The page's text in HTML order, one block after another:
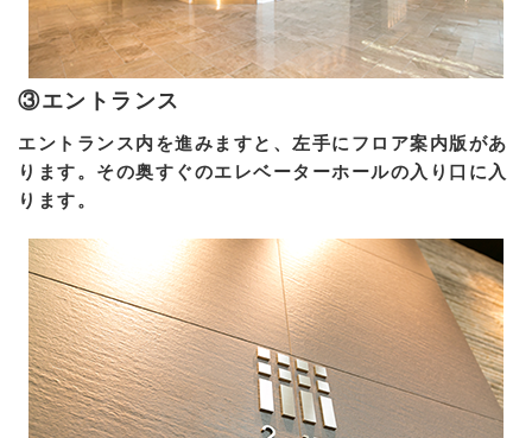
③エントランス
エントランス内を進みますと、左手にフロア案内版があ
ります。その奥すぐのエレベーターホールの入り口に入
ります。